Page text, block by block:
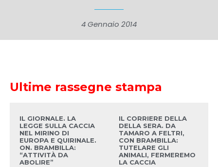
4 Gennaio 2014
Ultime rassegne stampa
IL GIORNALE. LA
LEGGE SULLA CACCIA
NEL MIRINO DI
EUROPA E QUIRINALE.
ON. BRAMBILLA:
“ATTIVITÀ DA
ABOLIRE”
IL CORRIERE DELLA
DELLA SERA. DA
TAMARO A FELTRI,
CON BRAMBILLA:
TUTELARE GLI
ANIMALI, FERMEREMO
LA CACCIA